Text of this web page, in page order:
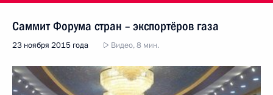
Саммит Форума стран – экспортёров газа
23 ноября 2015 года Видео, 8 мин.